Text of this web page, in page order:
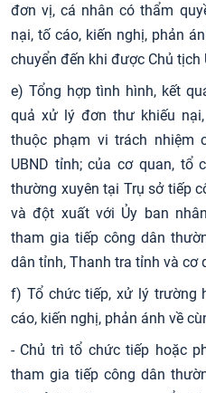
đơn vị, cá nhân có thẩm
nại, tố cáo, kiến nghị, phản
chuyển đến khi được Chủ
e) Tổng hợp tình hình, kết
quả xử lý đơn thư khiếu
thuộc phạm vi trách nhiệm
UBND tỉnh; của cơ quan, tổ
thường xuyên tại Trụ sở tiếp
và đột xuất với Ủy ban
tham gia tiếp công dân
dân tỉnh, Thanh tra tỉnh và cơ
f) Tổ chức tiếp, xử lý trường
cáo, kiến nghị, phản ánh về
- Chủ trì tổ chức tiếp hoặc
tham gia tiếp công dân